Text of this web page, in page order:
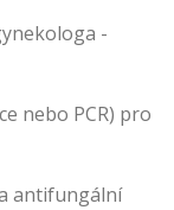
-
nebo PCR) pro
antifungální